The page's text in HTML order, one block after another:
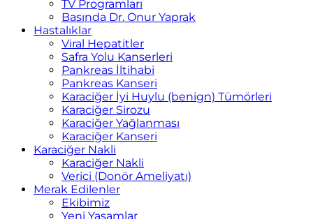
TV Programları
Basında Dr. Onur Yaprak
Hastalıklar
Viral Hepatitler
Safra Yolu Kanserleri
Pankreas İltihabi
Pankreas Kanseri
Karaciğer İyi Huylu (benign) Tümörleri
Karaciğer Sirozu
Karaciğer Yağlanması
Karaciğer Kanseri
Karaciğer Nakli
Karaciğer Nakli
Verici (Donör Ameliyatı)
Merak Edilenler
Ekibimiz
Yeni Yaşamlar